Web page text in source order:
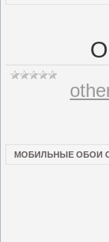
МОБИЛЬНЫЕ ОБОИ